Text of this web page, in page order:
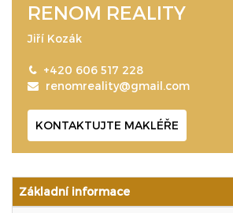
RENOM REALITY
Jiří Kozák
+420 606 517 228
renomreality@gmail.com
KONTAKTUJTE MAKLÉŘE
Základní informace